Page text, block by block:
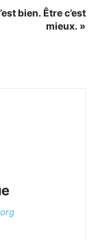
bien. Être c’est
mieux. »